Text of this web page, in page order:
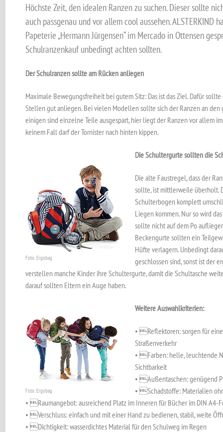
Höchste Zeit, den idealen Ranzen zu suchen. Dieser sollte
auch passgenau und vor allem cool aussehen. ALSTERKIND
Papeterie „Hermann Jürgensen“ im Mercado in Ottensen
Schulranzenkauf unbedingt achten sollten.
Der Schulranzen sollte am Rücken anliegen
Maximale Bewegungsfreiheit bei gutem Sitz: Das ist das Ziel. Dafür
Stellen gut anliegen. Bei vielen Modellen sollte sich der Ranzen an den
einigen sind einzelne Teile ausgespart, hier liegt der Ranzen vor allem
keinem Fall darf der Tornister nach hinten kippen.
Foto: Ergobag
Die Schultergurte sollten die
Die alte Faustregel, dass der
sollte, ist mittlerweile überholt.
Schulterbogen komplett
Liegen kommen. Nur so wird
sollte nicht auf dem Po
Beckengurte sollten ein
Hüfte verlagern. Unbedingt
geschlossen sind, sonst ist der
verstellen manche Kinder ihre Schultergurte, damit die Schultasche
darauf sollten Eltern ein Auge haben.
Foto: Ergobag
Weitere Auswahlkriterien:
• Reflektoren: sorgen für
Straßenverkehr
• Farben: helle, leuchtende
Sichtbarkeit
• Außentaschen: genügend
• Schadstoffe: Materialien
• Raumangebot: ausreichend Platz im Inneren für Bücher im DIN A4-
• Verschluss: einfach und mit einer Hand zu bedienen, stabil, weite
• Dichtigkeit: wasserdichtes Material für den Schulweg im Regen